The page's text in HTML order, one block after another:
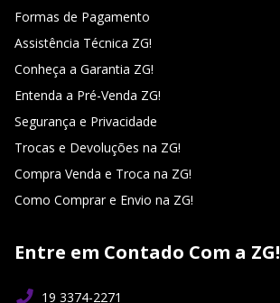
Formas de Pagamento
Assistência Técnica ZG!
Conheça a Garantia ZG!
Entenda a Pré-Venda ZG!
Segurança e Privacidade
Trocas e Devoluções na ZG!
Compra Venda e Troca na ZG!
Como Comprar e Envio na ZG!
Entre em Contado Com a ZG!
19 3374-2271